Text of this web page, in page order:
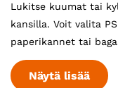
Lukitse kuumat tai
kansilla. Voit valita
paperikannet tai
Näytä lisää